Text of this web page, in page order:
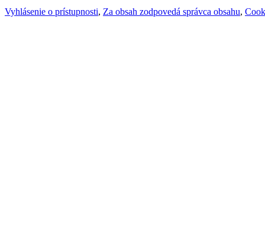
Vyhlásenie o prístupnosti, Za obsah zodpovedá správca obsahu,